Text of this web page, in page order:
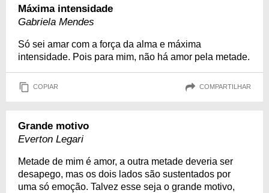
Máxima intensidade
Gabriela Mendes
Só sei amar com a força da alma e máxima
intensidade. Pois para mim, não há amor pela metade.
COPIAR COMPARTILHAR
Grande motivo
Everton Legari
Metade de mim é amor, a outra metade deveria ser
desapego, mas os dois lados são sustentados por
uma só emoção. Talvez esse seja o grande motivo,